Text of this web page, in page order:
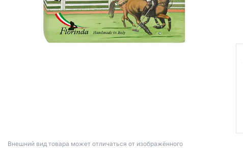
Bнешний вид товара может отличаться от изображённого